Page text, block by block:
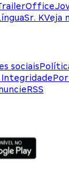
Sr. KVeja
sociais
RSS